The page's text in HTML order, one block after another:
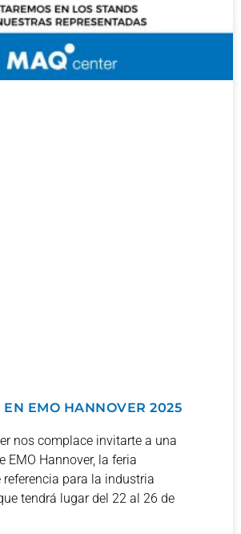
EN EMO HANNOVER 2025
nos complace invitarte a una
EMO Hannover, la feria
para la industria
tendrá lugar del 22 al 26 de